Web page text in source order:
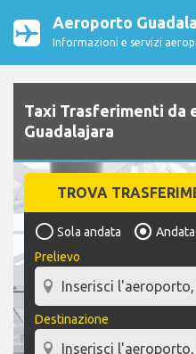
Aeroporto
Informazioni e servizi
Taxi Trasferimenti da
Guadalajara
TROVA
Sola andata
Prelievo
Destinazione